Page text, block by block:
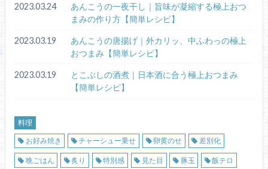
2023.03.24
あんこうの一夜干し｜旨味が凝縮する極上おつ
まみの作り方【簡単レシピ】
2023.03.19
あんこうの唐揚げ｜外カリッ、中ふわっの極上
おつまみ【簡単レシピ】
2023.03.19
とこぶしの酒煮｜日本酒に合う極上おつまみ
【簡単レシピ】
料理
お好み焼き
チャーシュー乗せ 卵黄のせ 差別化
晩ごはん 炙り 特別感 見た目 豚玉 飯テロ